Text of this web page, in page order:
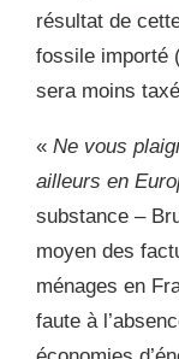
résultat de
fossile importé
sera moins
« Ne vous
ailleurs en
substance –
moyen des
ménages en
faute à